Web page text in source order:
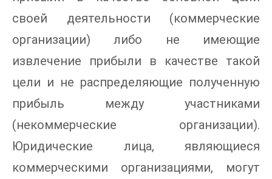
своей деятельности (коммерческие
организации) либо не имеющие
извлечение прибыли в качестве такой
цели и не распределяющие полученную
прибыль между участниками
(некоммерческие организации).
Юридические лица, являющиеся
коммерческими организациями, могут